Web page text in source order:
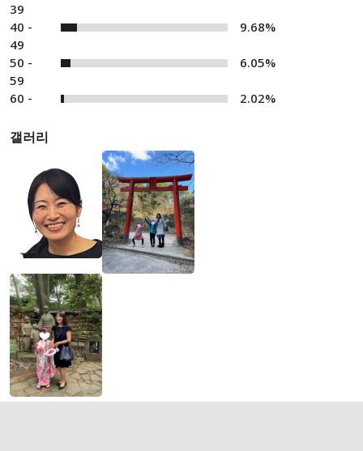
39
40 -
49
9.68%
50 -
59
6.05%
60 - 2.02%
갤러리